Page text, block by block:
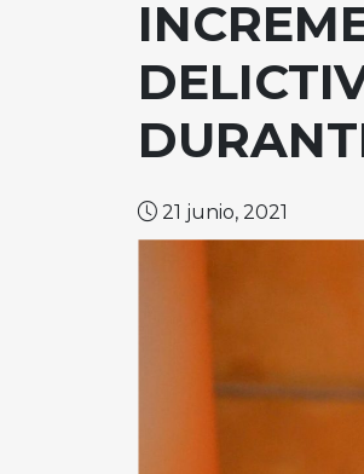
21 junio, 2021